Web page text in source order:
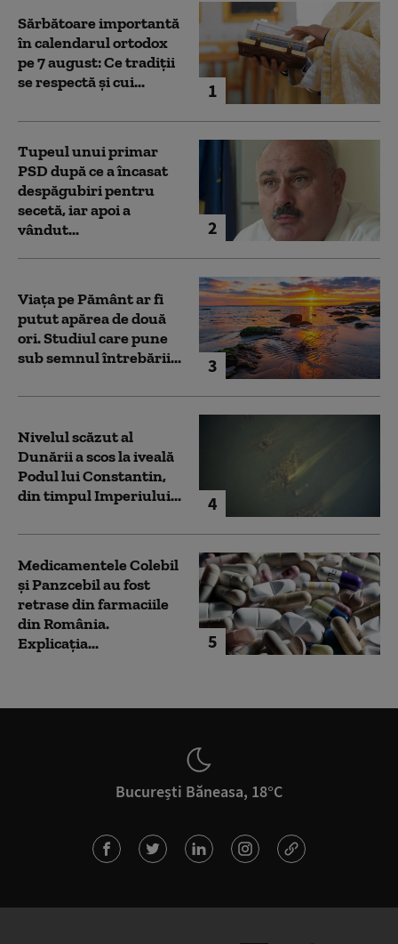
1
Sărbătoare importantă
în calendarul ortodox
pe 7 august: Ce tradiții
se respectă și cui...
2
Tupeul unui primar
PSD după ce a încasat
despăgubiri pentru
secetă, iar apoi a
vândut...
3
Viața pe Pământ ar fi
putut apărea de două
ori. Studiul care pune
sub semnul întrebării...
4
Nivelul scăzut al
Dunării a scos la iveală
Podul lui Constantin,
din timpul Imperiului...
5
Medicamentele Colebil
și Panzcebil au fost
retrase din farmaciile
din România.
Explicația...
București Băneasa, 18°C